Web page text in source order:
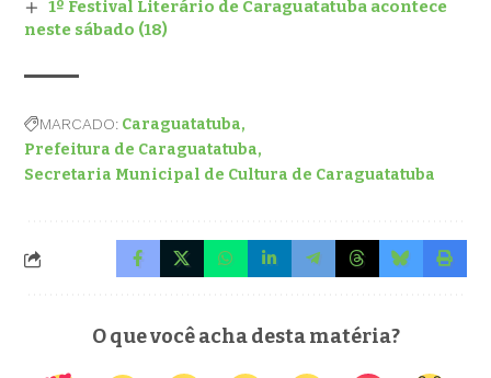
1º Festival Literário de Caraguatatuba acontece
neste sábado (18)
MARCADO: Caraguatatuba
Prefeitura de Caraguatatuba
Secretaria Municipal de Cultura de Caraguatatuba
O que você acha desta matéria?